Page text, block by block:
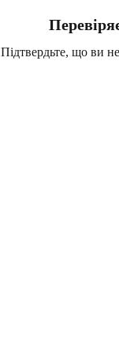
Підтвердьте, що ви не